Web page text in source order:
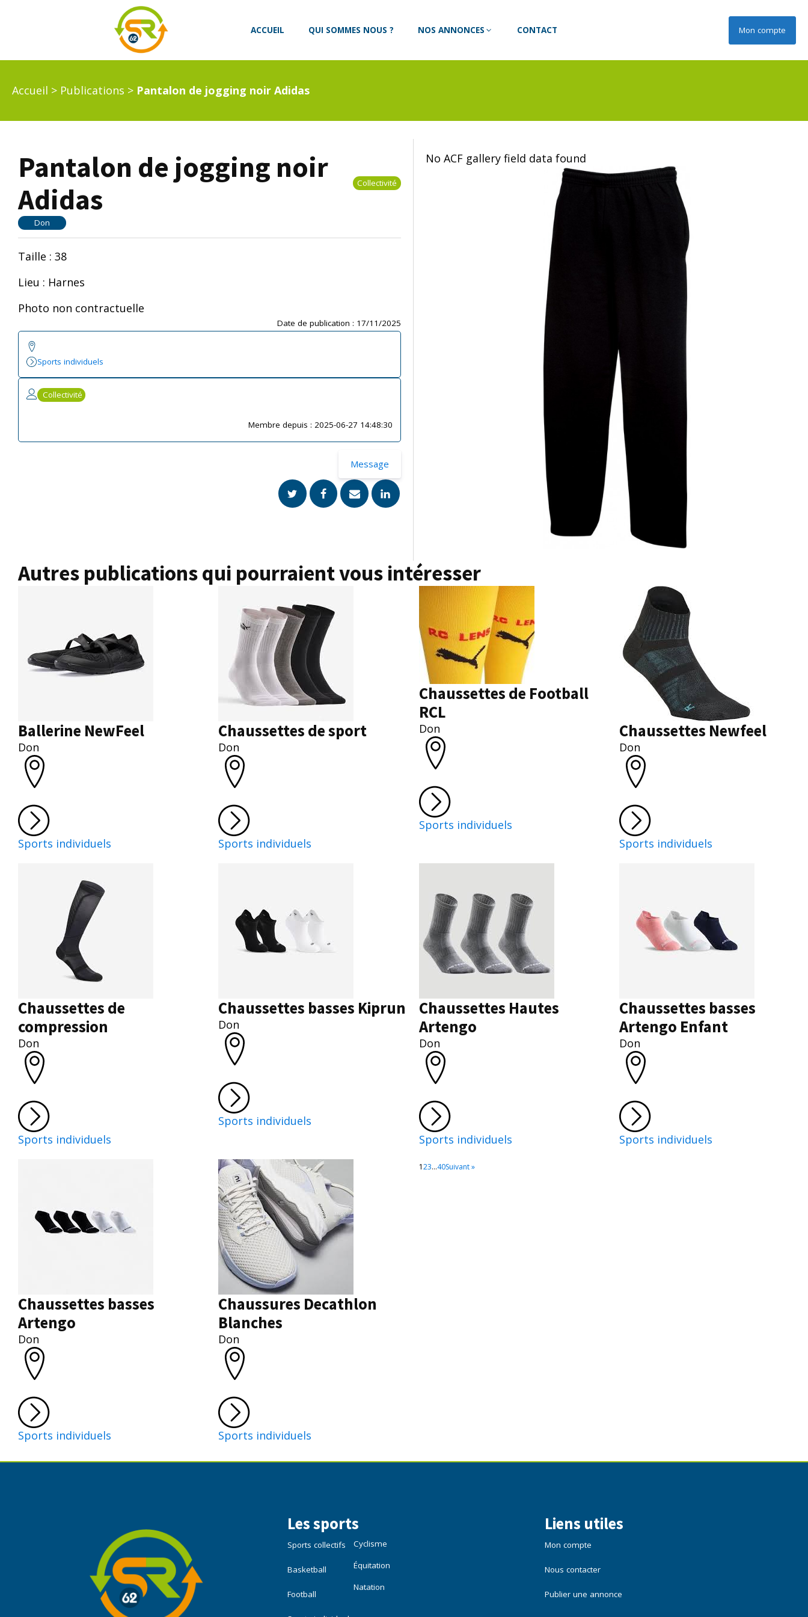
ACCUEIL QUI SOMMES NOUS ? NOS ANNONCES CONTACT Mon compte
Accueil > Publications > Pantalon de jogging noir Adidas
Pantalon de jogging noir
Adidas
Collectivité
Don
Taille : 38
Lieu : Harnes
Photo non contractuelle
Date de publication : 17/11/2025
Sports individuels
Collectivité
Membre depuis : 2025-06-27 14:48:30
Message
No ACF gallery field data found
Autres publications qui pourraient vous intéresser
Ballerine NewFeel
Don
Sports individuels
Chaussettes de sport
Don
Sports individuels
Chaussettes de Football
RCL
Don
Sports individuels
Chaussettes Newfeel
Don
Sports individuels
Chaussettes de
compression
Don
Sports individuels
Chaussettes basses Kiprun
Don
Sports individuels
Chaussettes Hautes
Artengo
Don
Sports individuels
Chaussettes basses
Artengo Enfant
Don
Sports individuels
Chaussettes basses
Artengo
Don
Sports individuels
Chaussures Decathlon
Blanches
Don
Sports individuels
123…40Suivant »
Les sports
Sports collectifs
Basketball
Football
Cyclisme
Équitation
Natation
Liens utiles
Mon compte
Nous contacter
Publier une annonce